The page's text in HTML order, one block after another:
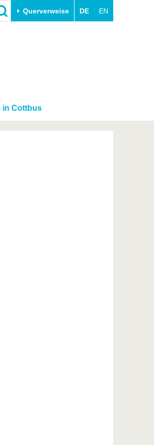
Querverweise DE EN
Sport & Gesundheit
BTU & Region erleben
in Cottbus